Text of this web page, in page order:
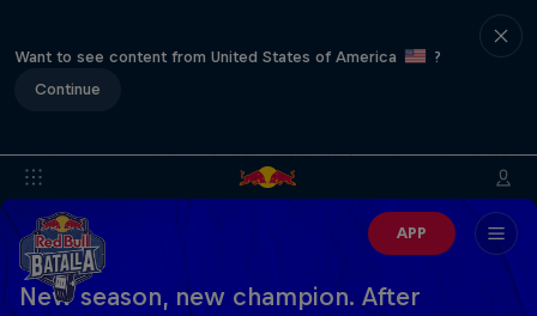
Want to see content from United States of America
?
Continue
APP
New season, new champion. After